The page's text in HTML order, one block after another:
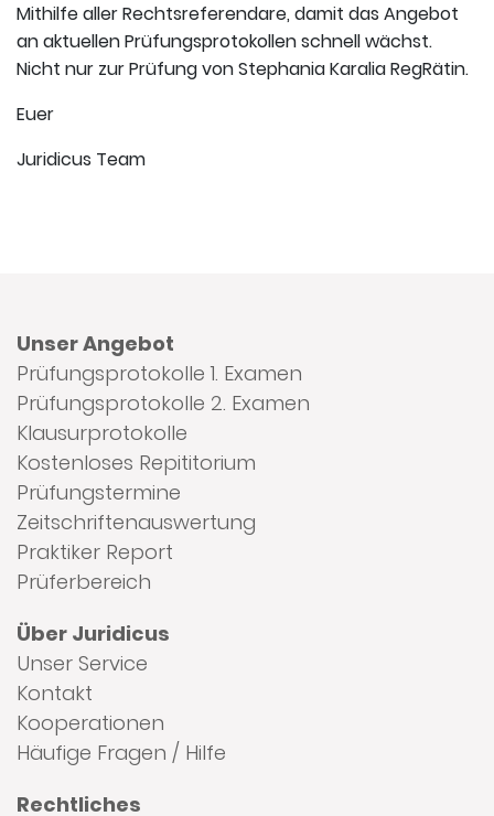
Mithilfe aller Rechtsreferendare, damit das Angebot
an aktuellen Prüfungsprotokollen schnell wächst.
Nicht nur zur Prüfung von Stephania Karalia RegRätin.
Euer
Juridicus Team
Unser Angebot
Prüfungsprotokolle 1. Examen
Prüfungsprotokolle 2. Examen
Klausurprotokolle
Kostenloses Repititorium
Prüfungstermine
Zeitschriftenauswertung
Praktiker Report
Prüferbereich
Über Juridicus
Unser Service
Kontakt
Kooperationen
Häufige Fragen / Hilfe
Rechtliches